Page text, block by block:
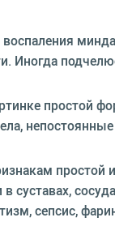
Иногда
простой
непостоянные
простой
суставах,
сепсис,